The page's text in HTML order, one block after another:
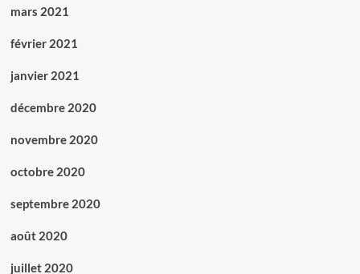
mars 2021
février 2021
janvier 2021
décembre 2020
novembre 2020
octobre 2020
septembre 2020
août 2020
juillet 2020